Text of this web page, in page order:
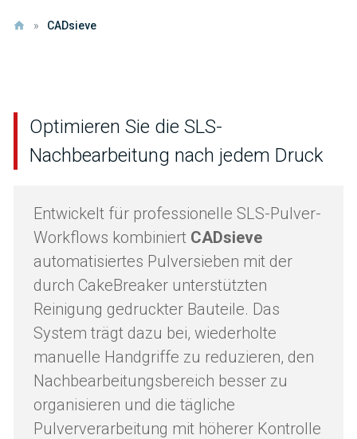
» CADsieve
Optimieren Sie die SLS-
Nachbearbeitung nach jedem Druck
Entwickelt für professionelle SLS-Pulver-
Workflows kombiniert CADsieve
automatisiertes Pulversieben mit der
durch CakeBreaker unterstützten
Reinigung gedruckter Bauteile. Das
System trägt dazu bei, wiederholte
manuelle Handgriffe zu reduzieren, den
Nachbearbeitungsbereich besser zu
organisieren und die tägliche
Pulververarbeitung mit höherer Kontrolle